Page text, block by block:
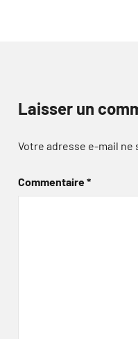
Laisser un
Votre adresse e-mail ne
Commentaire*